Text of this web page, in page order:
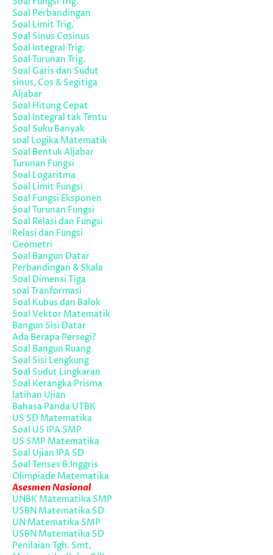
Soal Perbandingan
Soal Limit Trig.
Soal Sinus Cosinus
Soal Integral Trig.
Soal Turunan Trig.
Soal Garis dan Sudut
sinus, Cos & Segitiga
Aljabar
Soal Hitung Cepat
Soal Integral tak Tentu
Soal Suku Banyak
soal Logika Matematik
Soal Bentuk Aljabar
Turunan Fungsi
Soal Logaritma
Soal Limit Fungsi
Soal Fungsi Eksponen
Soal Turunan Fungsi
Soal Relasi dan Fungsi
Relasi dan Fungsi
Geometri
Soal Bangun Datar
Perbandingan & Skala
Soal Dimensi Tiga
soal Tranformasi
Soal Kubus dan Balok
Soal Vektor Matematik
Bangun Sisi Datar
Ada Berapa Persegi?
Soal Bangun Ruang
Soal Sisi Lengkung
Soal Sudut Lingkaran
Soal Kerangka Prisma
latihan Ujian
Bahasa Panda UTBK
US SD Matematika
Soal US IPA SMP
US SMP Matematika
Soal Ujian IPA SD
Soal Tenses B.Inggris
Olimpiade Matematika
Asesmen Nasional
UNBK Matematika SMP
USBN Matematika SD
UN Matematika SMP
USBN Matematika SD
Penilaian Tgh. Smt.